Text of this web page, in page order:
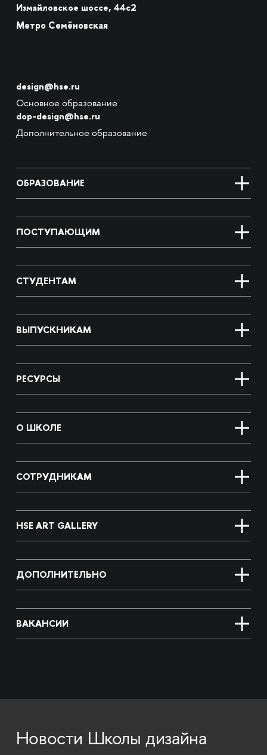
Измайловское шоссе, 44с2
Метро Семёновская
design@hse.ru
Основное образование
dop-design@hse.ru
Дополнительное образование
ОБРАЗОВАНИЕ
ПОСТУПАЮЩИМ
СТУДЕНТАМ
ВЫПУСКНИКАМ
РЕСУРСЫ
О ШКОЛЕ
СОТРУДНИКАМ
HSE ART GALLERY
ДОПОЛНИТЕЛЬНО
ВАКАНСИИ
Новости Школы дизайна